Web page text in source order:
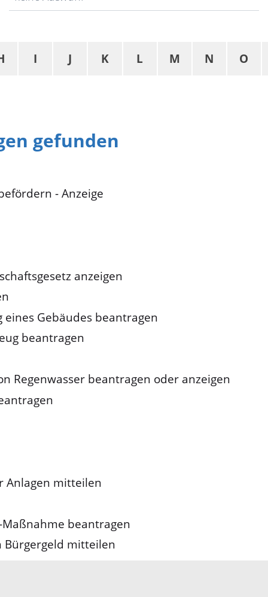
I J K L M N O
gefunden
- Anzeige
anzeigen
Gebäudes beantragen
beantragen
Regenwasser beantragen oder anzeigen
Anlagen mitteilen
beantragen
Bürgergeld mitteilen